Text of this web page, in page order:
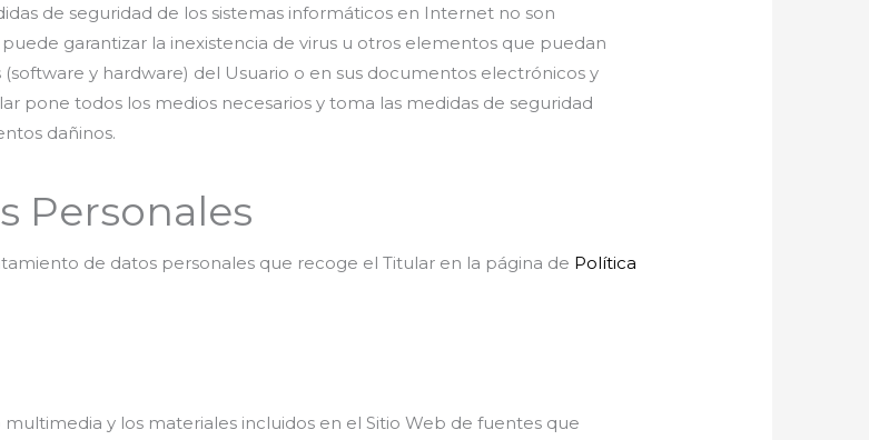
de seguridad de los sistemas informáticos en Internet no son
garantizar la inexistencia de virus u otros elementos que puedan
y hardware) del Usuario o en sus documentos electrónicos y
pone todos los medios necesarios y toma las medidas de seguridad
dañinos.
Personales
de datos personales que recoge el Titular en la página de Política
y los materiales incluidos en el Sitio Web de fuentes que